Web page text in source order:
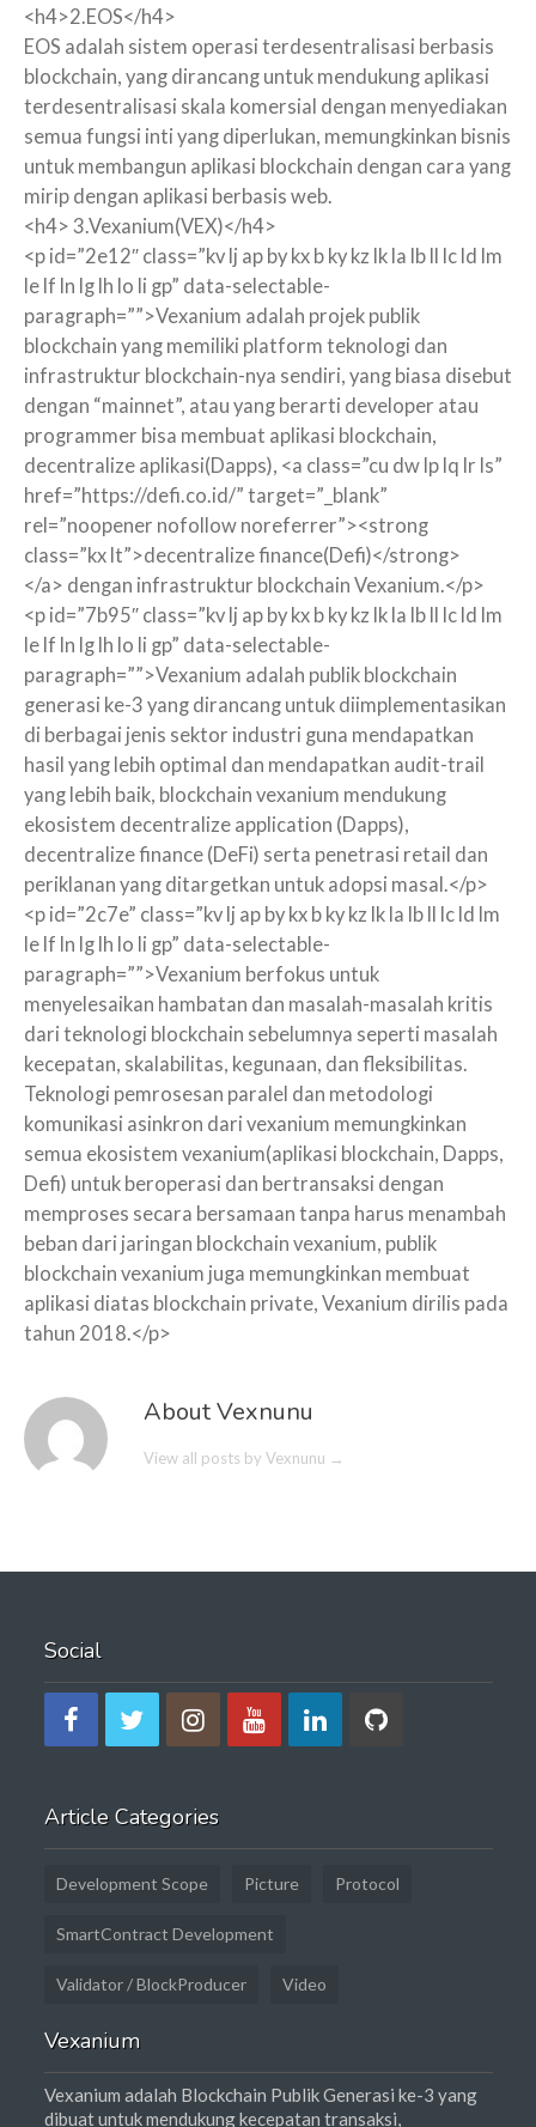
<h4>2.EOS</h4>
EOS adalah sistem operasi terdesentralisasi berbasis
blockchain, yang dirancang untuk mendukung aplikasi
terdesentralisasi skala komersial dengan menyediakan
semua fungsi inti yang diperlukan, memungkinkan bisnis
untuk membangun aplikasi blockchain dengan cara yang
mirip dengan aplikasi berbasis web.
<h4> 3.Vexanium(VEX)</h4>
<p id=”2e12″ class=”kv lj ap by kx b ky kz lk la lb ll lc ld lm
le lf ln lg lh lo li gp” data-selectable-
paragraph=””>Vexanium adalah projek publik
blockchain yang memiliki platform teknologi dan
infrastruktur blockchain-nya sendiri, yang biasa disebut
dengan “mainnet”, atau yang berarti developer atau
programmer bisa membuat aplikasi blockchain,
decentralize aplikasi(Dapps), <a class=”cu dw lp lq lr ls”
href=”https://defi.co.id/” target=”_blank”
rel=”noopener nofollow noreferrer”><strong
class=”kx lt”>decentralize finance(Defi)</strong>
</a> dengan infrastruktur blockchain Vexanium.</p>
<p id=”7b95″ class=”kv lj ap by kx b ky kz lk la lb ll lc ld lm
le lf ln lg lh lo li gp” data-selectable-
paragraph=””>Vexanium adalah publik blockchain
generasi ke-3 yang dirancang untuk diimplementasikan
di berbagai jenis sektor industri guna mendapatkan
hasil yang lebih optimal dan mendapatkan audit-trail
yang lebih baik, blockchain vexanium mendukung
ekosistem decentralize application (Dapps),
decentralize finance (DeFi) serta penetrasi retail dan
periklanan yang ditargetkan untuk adopsi masal.</p>
<p id=”2c7e” class=”kv lj ap by kx b ky kz lk la lb ll lc ld lm
le lf ln lg lh lo li gp” data-selectable-
paragraph=””>Vexanium berfokus untuk
menyelesaikan hambatan dan masalah-masalah kritis
dari teknologi blockchain sebelumnya seperti masalah
kecepatan, skalabilitas, kegunaan, dan fleksibilitas.
Teknologi pemrosesan paralel dan metodologi
komunikasi asinkron dari vexanium memungkinkan
semua ekosistem vexanium(aplikasi blockchain, Dapps,
Defi) untuk beroperasi dan bertransaksi dengan
memproses secara bersamaan tanpa harus menambah
beban dari jaringan blockchain vexanium, publik
blockchain vexanium juga memungkinkan membuat
aplikasi diatas blockchain private, Vexanium dirilis pada
tahun 2018.</p>
About Vexnunu
View all posts by Vexnunu →
Social
Article Categories
Development Scope Picture Protocol
SmartContract Development
Validator / BlockProducer Video
Vexanium
Vexanium adalah Blockchain Publik Generasi ke-3 yang
dibuat untuk mendukung kecepatan transaksi,